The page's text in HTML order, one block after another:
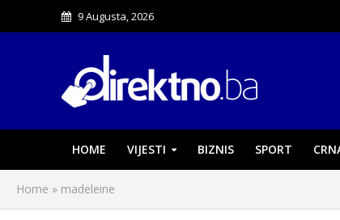
9 Augusta, 2026
HOME VIJESTI BIZNIS SPORT
Home » madeleine